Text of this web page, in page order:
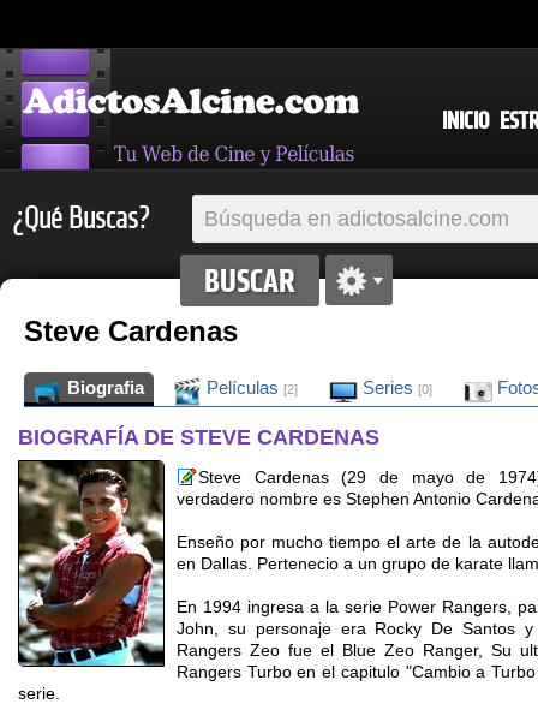
INICIO
¿Qué Buscas?
Steve Cardenas
Biografia Películas [2] Series [0]
BIOGRAFÍA DE STEVE CARDENAS
Steve Cardenas (29 de mayo de
verdadero nombre es Stephen Antonio
Enseño por mucho tiempo el arte de la
en Dallas. Pertenecio a un grupo de karate
En 1994 ingresa a la serie Power Rangers,
John, su personaje era Rocky De Santos
Rangers Zeo fue el Blue Zeo Ranger, Su
Rangers Turbo en el capitulo "Cambio a
serie.